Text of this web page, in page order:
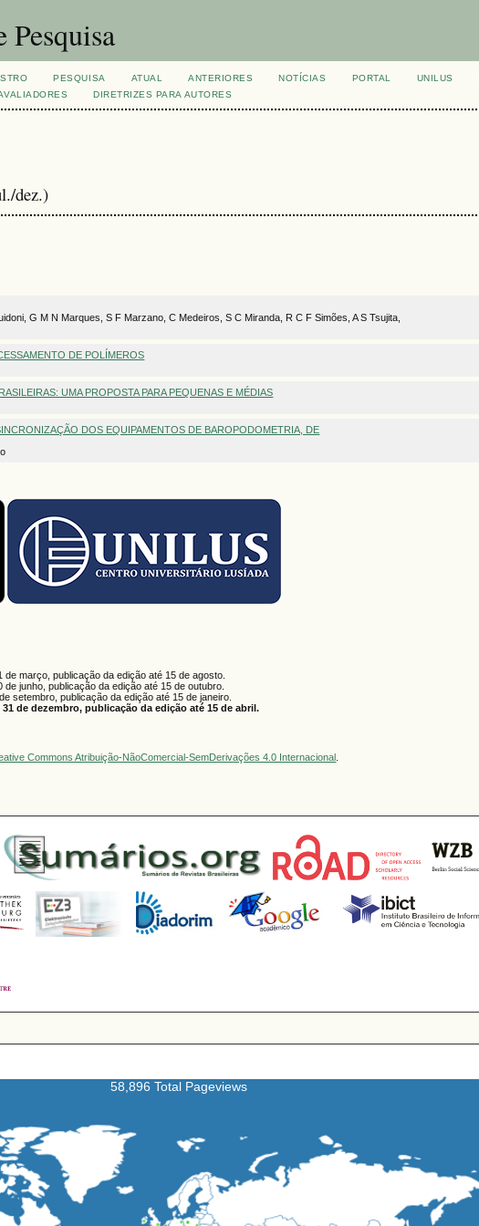
PESQUISA ATUAL ANTERIORES NOTÍCIAS PORTAL UNILUS
DIRETRIZES PARA AUTORES
dez.)
G M N Marques, S F Marzano, C Medeiros, S C Miranda, R C F Simões, A S Tsujita,
DE POLÍMEROS
UMA PROPOSTA PARA PEQUENAS E MÉDIAS
DOS EQUIPAMENTOS DE BAROPODOMETRIA, DE
março, publicação da edição até 15 de agosto.
junho, publicação da edição até 15 de outubro.
setembro, publicação da edição até 15 de janeiro.
de dezembro, publicação da edição até 15 de abril.
Commons Atribuição-NãoComercial-SemDerivações 4.0 Internacional
58,896 Total Pageviews